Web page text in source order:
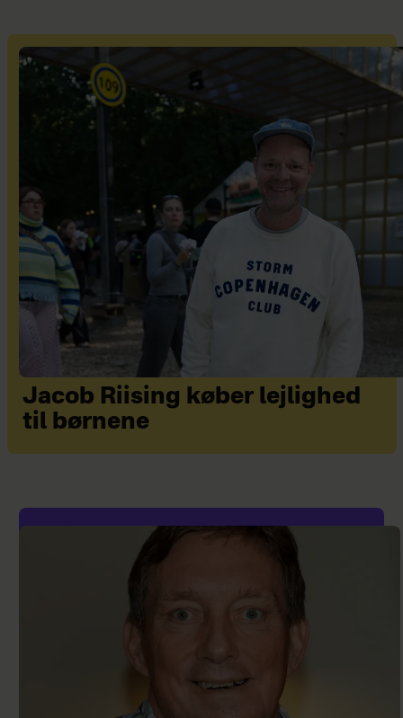
Jacob Riising køber lejlighed
til børnene